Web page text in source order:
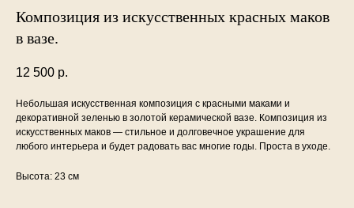
Композиция из искусственных красных маков
в вазе.
12 500 р.
Небольшая искусственная композиция с красными маками и
декоративной зеленью в золотой керамической вазе. Композиция из
искусственных маков — стильное и долговечное украшение для
любого интерьера и будет радовать вас многие годы. Проста в уходе.
Высота: 23 см